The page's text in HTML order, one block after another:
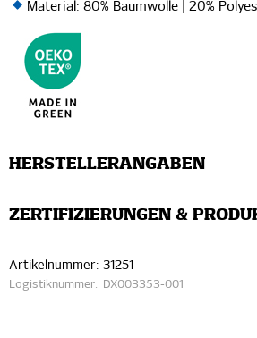
Material: 80% Baumwolle | 20%
HERSTELLERANGABEN
ZERTIFIZIERUNGEN &
Artikelnummer: 31251
Logistiknummer: DX003353-001